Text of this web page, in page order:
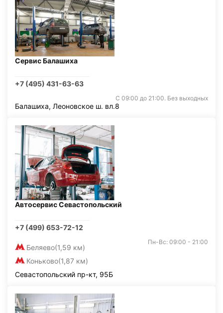
Сервис Балашиха
+7 (495) 431-63-63
С 09:00 до 21:00. Без выходных
Балашиха, Леоновское ш. вл.8
Автосервис Севастопольский
+7 (499) 653-72-12
Беляево(1,59 км)
Коньково(1,87 км)
Пн-Вс: 09:00 - 21:00
Севастопольский пр-кт, 95Б